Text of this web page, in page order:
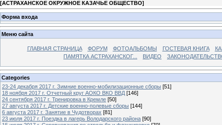
[АСТРАХАНСКОЕ ОКРУЖНОЕ КАЗАЧЬЕ ОБЩЕСТВО]
Форма входа
Меню сайта
ГЛАВНАЯ СТРАНИЦА ФОРУМ ФОТОАЛЬБОМЫ ГОСТЕВАЯ КНИГА
ПАМЯТКА АСТРАХАНСКОГ...
ВИДЕО
Categories
23-24 декабря 2017 г. Зимние военно-мобилизационные сборы [51]
18 ноября 2017 г. Отчетный круг АОКО ВКО ВВД [146]
24 сентября 2017 г. Тренировка в Кремле [50]
27 августа 2017 г. Детские военно-полевые сборы [144]
6 августа 2017 г. Занятие в Чудотворах [81]
23 июля 2017 г. Поездка в лагерь Володарского района [90]